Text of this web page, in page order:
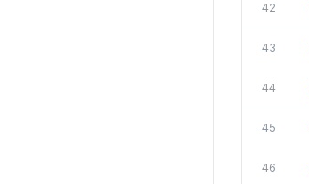
42
43
44
45
46